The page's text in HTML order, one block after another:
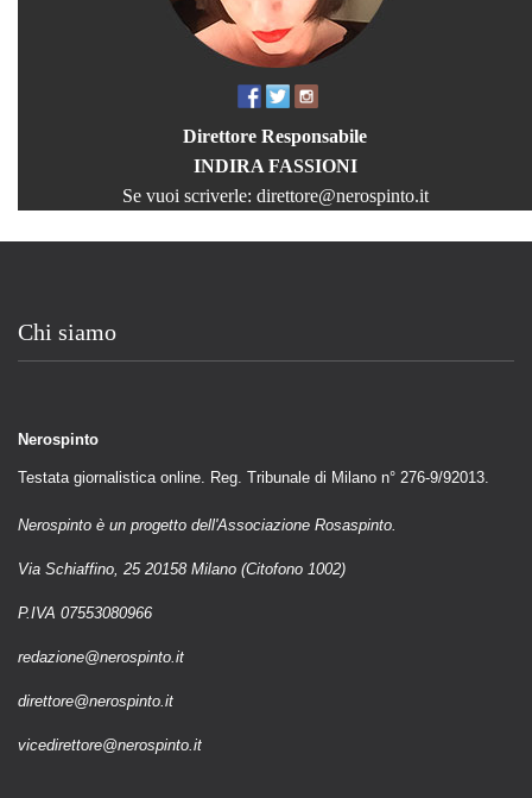
Direttore Responsabile
INDIRA FASSIONI
Se vuoi scriverle: direttore@nerospinto.it
Chi siamo
Nerospinto
Testata giornalistica online. Reg. Tribunale di Milano n° 276-9/92013.
Nerospinto è un progetto dell'Associazione Rosaspinto.
Via Schiaffino, 25 20158 Milano (Citofono 1002)
P.IVA 07553080966
redazione@nerospinto.it
direttore@nerospinto.it
vicedirettore@nerospinto.it